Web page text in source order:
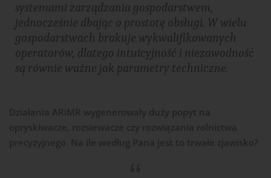
systemami zarządzania gospodarstwem,
jednocześnie dbając o prostotę obsługi. W wielu
gospodarstwach brakuje wykwalifikowanych
operatorów, dlatego intuicyjność i niezawodność
są równie ważne jak parametry techniczne.